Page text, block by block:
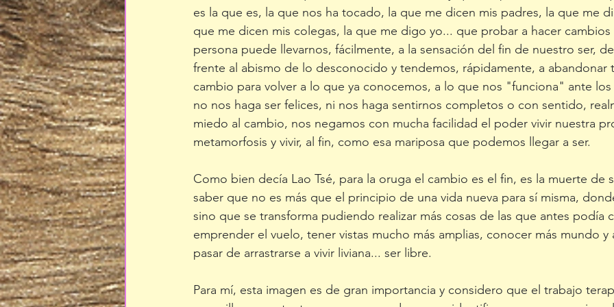
es la que es, la que nos ha tocado, la que me dicen mis padres, la que me
que me dicen mis colegas, la que me digo yo... que probar a hacer
persona puede llevarnos, fácilmente, a la sensación del fin de nuestro ser,
frente al abismo de lo desconocido y tendemos, rápidamente, a
cambio para volver a lo que ya conocemos, a lo que nos "funciona" ante
no nos haga ser felices, ni nos haga sentirnos completos o con sentido,
miedo al cambio, nos negamos con mucha facilidad el poder vivir nuestra
metamorfosis y vivir, al fin, como esa mariposa que podemos llegar a ser.
Como bien decía Lao Tsé, para la oruga el cambio es el fin, es la muerte de
saber que no es más que el principio de una vida nueva para sí misma,
sino que se transforma pudiendo realizar más cosas de las que antes podía
emprender el vuelo, tener vistas mucho más amplias, conocer más mundo y
pasar de arrastrarse a vivir liviana... ser libre.
Para mí, esta imagen es de gran importancia y considero que el trabajo